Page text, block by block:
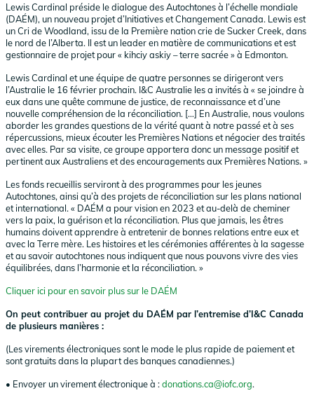
Lewis Cardinal préside le dialogue des Autochtones à l’échelle mondiale
(DAÉM), un nouveau projet d’Initiatives et Changement Canada. Lewis est
un Cri de Woodland, issu de la Première nation crie de Sucker Creek, dans
le nord de l’Alberta. Il est un leader en matière de communications et est
gestionnaire de projet pour « kihciy askiy – terre sacrée » à Edmonton.
Lewis Cardinal et une équipe de quatre personnes se dirigeront vers
l’Australie le 16 février prochain. I&C Australie les a invités à « se joindre à
eux dans une quête commune de justice, de reconnaissance et d’une
nouvelle compréhension de la réconciliation. […] En Australie, nous voulons
aborder les grandes questions de la vérité quant à notre passé et à ses
répercussions, mieux écouter les Premières Nations et négocier des traités
avec elles. Par sa visite, ce groupe apportera donc un message positif et
pertinent aux Australiens et des encouragements aux Premières Nations. »
Les fonds recueillis serviront à des programmes pour les jeunes
Autochtones, ainsi qu’à des projets de réconciliation sur les plans national
et international. « DAÉM a pour vision en 2023 et au-delà de cheminer
vers la paix, la guérison et la réconciliation. Plus que jamais, les êtres
humains doivent apprendre à entretenir de bonnes relations entre eux et
avec la Terre mère. Les histoires et les cérémonies afférentes à la sagesse
et au savoir autochtones nous indiquent que nous pouvons vivre des vies
équilibrées, dans l’harmonie et la réconciliation. »
Cliquer ici pour en savoir plus sur le DAÉM
On peut contribuer au projet du DAÉM par l’entremise d’I&C Canada
de plusieurs manières :
(Les virements électroniques sont le mode le plus rapide de paiement et
sont gratuits dans la plupart des banques canadiennes.)
• Envoyer un virement électronique à :donations.ca@iofc.org.